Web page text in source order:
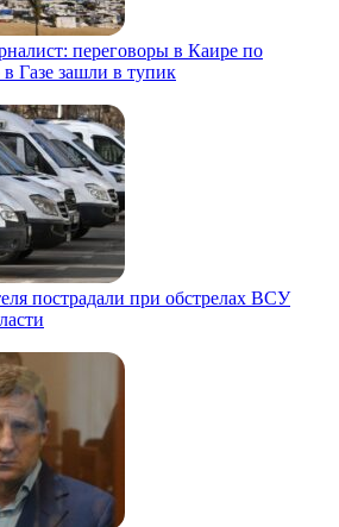
переговоры в Каире по
Газе зашли в тупик
пострадали при обстрелах ВСУ